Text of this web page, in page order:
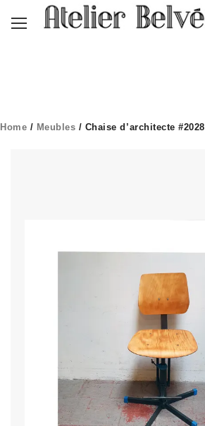
Home / Meubles / Chaise d’architecte #2028